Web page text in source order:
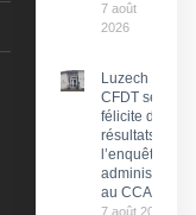
7 août
2026
Luzech : La
CFDT se
félicite des
résultats de
l’enquête
administrative
au CCAS
7 août 2026